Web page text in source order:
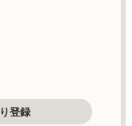
登録